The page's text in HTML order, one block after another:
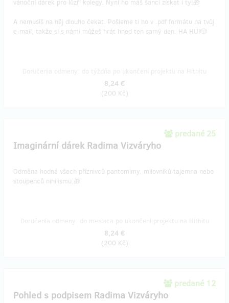
vánoční dárek pro lůzří kolegy. Nyní ho máš šanci získat i ty!🎁
A nemusíš na něj dlouho čekat. Pošleme ti ho v .pdf formátu na tvůj
e-mail, takže si s námi můžeš hrát hned ten samý den. HA HU!🎲
8,24 €
(200 Kč)
predané 25
Imaginární dárek Radima Vizváryho
Odměna hodná všech příznivců pantomimy, milovníků tajemna nebo
stoupenců nihilismu.🎁
8,24 €
(200 Kč)
predané 12
Pohled s podpisem Radima Vizváryho